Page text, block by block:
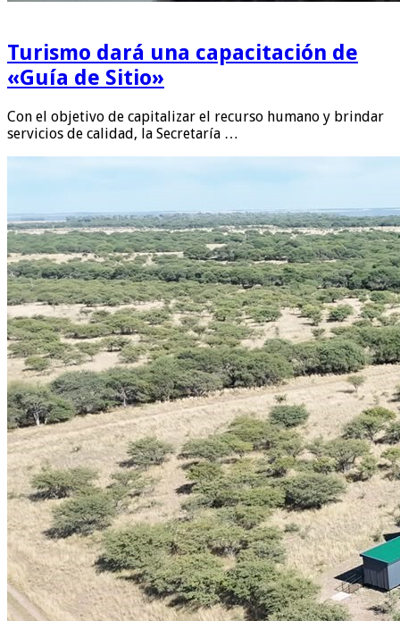
Turismo dará una capacitación de
«Guía de Sitio»
Con el objetivo de capitalizar el recurso humano y brindar
servicios de calidad, la Secretaría …